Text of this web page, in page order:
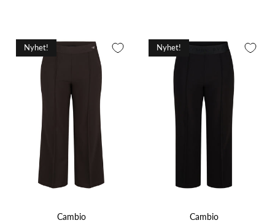
Nyhet!
Cambio
Nyhet!
Cambio